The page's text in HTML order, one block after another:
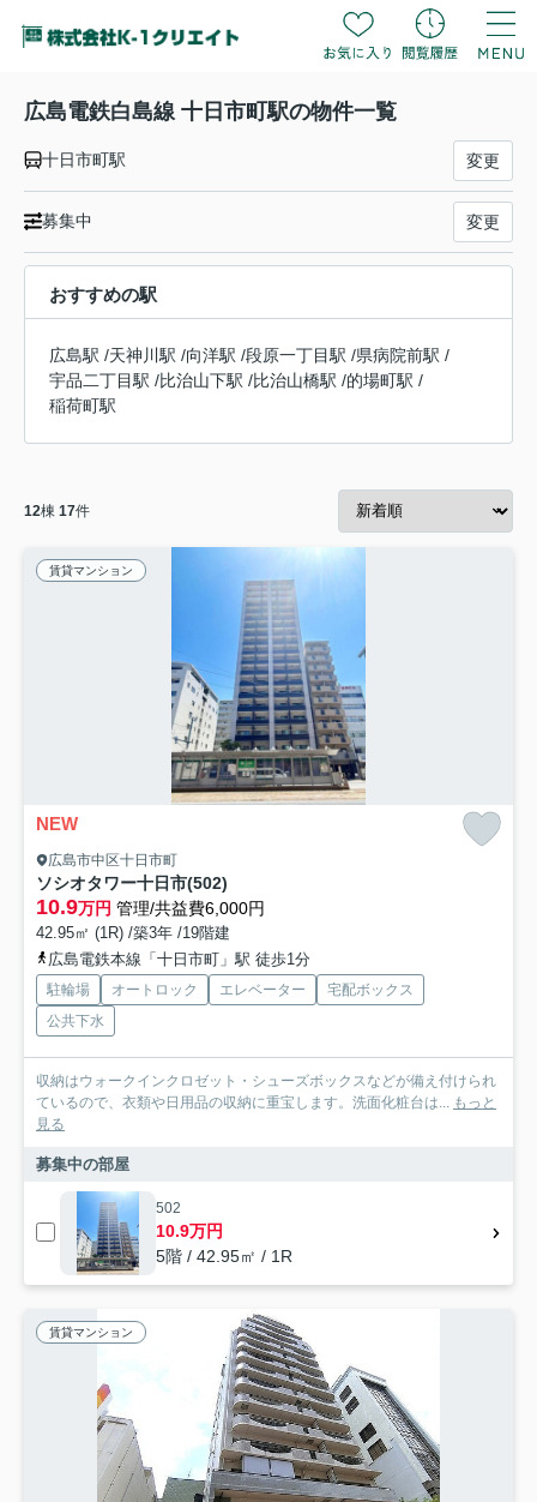
広島電鉄白島線 十日市町駅の物件一覧
十日市町駅 変更
募集中 変更
おすすめの駅
広島駅 /天神川駅 /向洋駅 /段原一丁目駅 /県病院前駅 /
宇品二丁目駅 /比治山下駅 /比治山橋駅 /的場町駅 /
稲荷町駅
12棟 17件
賃貸マンション
NEW
広島市中区十日市町
ソシオタワー十日市(502)
10.9万円 管理/共益費6,000円
42.95㎡ (1R) /築3年 /19階建
広島電鉄本線「十日市町」駅 徒歩1分
駐輪場 オートロック エレベーター
宅配ボックス
公共下水
収納はウォークインクロゼット・シューズボックスなどが備え付けられ
ているので、衣類や日用品の収納に重宝します。洗面化粧台は...
もっと
見る
募集中の部屋
502
10.9万円
5階 / 42.95㎡ / 1R
賃貸マンション